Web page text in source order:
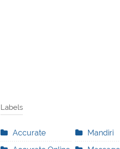
Labels
Accurate
Mandiri